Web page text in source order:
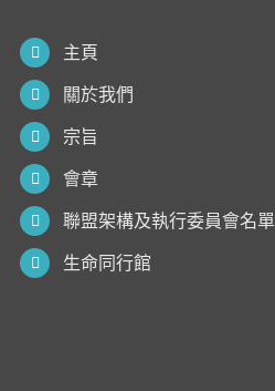
主頁
關於我們
宗旨
會章
聯盟架構及執行委員會名單
生命同行館